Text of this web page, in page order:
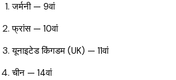
जर्मनी — 9वां
फ्रांस — 10वां
यूनाइटेड किंगडम (UK) — 11वां
चीन — 14वां